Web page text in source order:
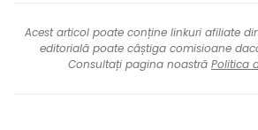
Acest articol poate conține linkuri afiliate
editorială poate câștiga comisioane
Consultați pagina noastră Politica